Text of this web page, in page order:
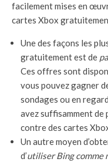
facilement mises en
cartes Xbox
Une des façons les
gratuitement est de
Ces offres sont
vous pouvez gagner
sondages ou en
avez suffisamment de
contre des cartes
Un autre moyen
d’utiliser Bing comme